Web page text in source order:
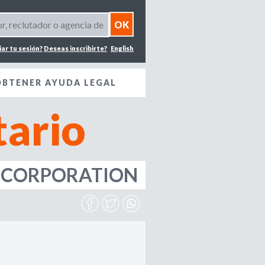
English
tu sesión? Deseas inscribirte?
AYUDA LEGAL